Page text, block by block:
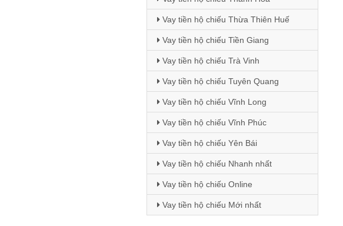
Vay tiền hộ chiếu Thừa Thiên Huế
Vay tiền hộ chiếu Tiền Giang
Vay tiền hộ chiếu Trà Vinh
Vay tiền hộ chiếu Tuyên Quang
Vay tiền hộ chiếu Vĩnh Long
Vay tiền hộ chiếu Vĩnh Phúc
Vay tiền hộ chiếu Yên Bái
Vay tiền hộ chiếu Nhanh nhất
Vay tiền hộ chiếu Online
Vay tiền hộ chiếu Mới nhất